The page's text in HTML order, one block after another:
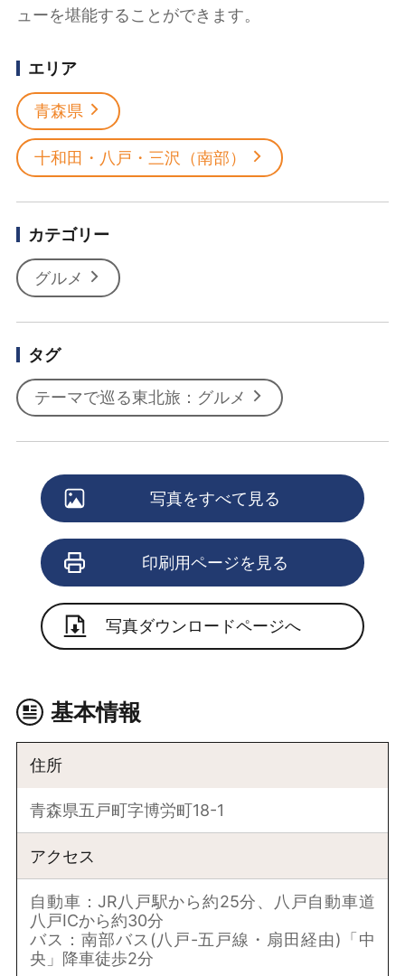
ューを堪能することができます。
エリア
青森県
十和田・八戸・三沢（南部）
カテゴリー
グルメ
タグ
テーマで巡る東北旅：グルメ
写真をすべて見る
印刷用ページを見る
写真ダウンロードページへ
基本情報
住所
青森県五戸町字博労町18-1
アクセス
自動車：JR八戸駅から約25分、八戸自動車道
八戸ICから約30分
バス：南部バス(八戸-五戸線・扇田経由)「中
央」降車徒歩2分